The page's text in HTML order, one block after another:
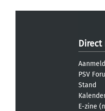
Direct
PSV
Stand
E-zine